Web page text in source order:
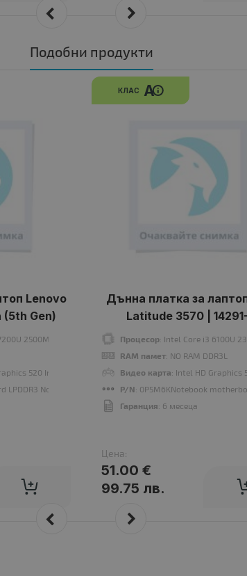
Подобни продукти
Lenovo
(5th Gen)
2500MHz 3MB 2 cores, 4 threads
520 Intel® HD Graphics 620
LPDDR3 Notebook motherboard
КЛАС A
Дънна платка за
Latitude 3570 |
Процесор: Intel Core i3 6100U
RAM памет: NO RAM DDR3L
Видео карта: Intel HD Graphics
P/N: 0P5M6KNotebook
Гаранция: 6 месеца
Цена:
51.00 €
99.75 лв.